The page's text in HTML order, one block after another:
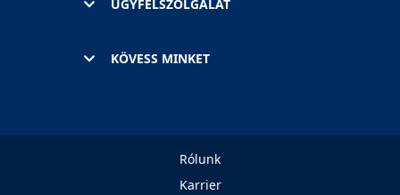
ÜGYFÉLSZOLGÁLAT
KÖVESS MINKET
Rólunk
Karrier